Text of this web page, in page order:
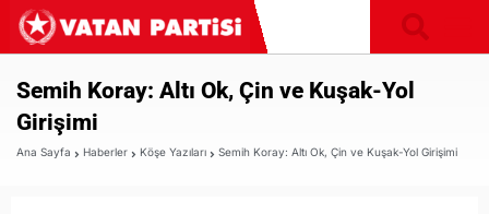
Semih Koray: Altı Ok, Çin ve Kuşak-Yol
Girişimi
Ana Sayfa Haberler Köşe Yazıları Semih Koray: Altı Ok, Çin ve Kuşak-Yol Girişimi